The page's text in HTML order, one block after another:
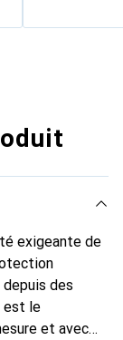
exigeante de
des
est le
et avec